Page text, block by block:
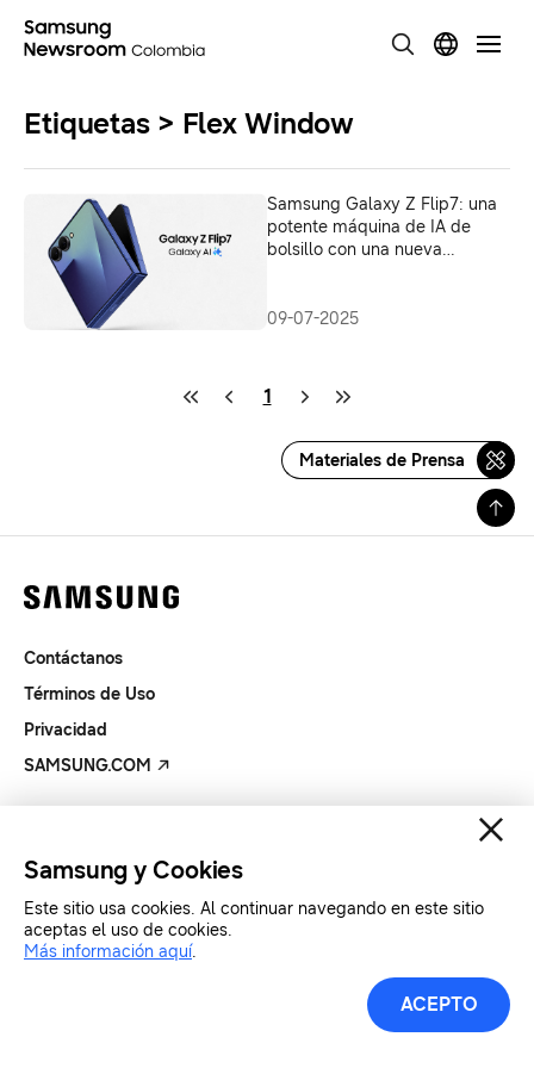
Etiquetas > Flex Window
Samsung Galaxy Z Flip7: una
potente máquina de IA de
bolsillo con una nueva
09-07-2025
1
Materiales de Prensa
Contáctanos
Términos de Uso
Privacidad
SAMSUNG.COM
Samsung y Cookies
Este sitio usa cookies. Al continuar navegando en este sitio
aceptas el uso de cookies.
Más información aquí.
ACEPTO